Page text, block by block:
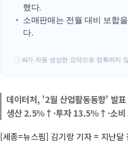
했다.
소매판매는 전월 대비 보합
다.
! AI가 자동 생성한 요약으로 정확하지
데이터처, '2월 산업활동동향' 발표
생산 2.5%↑·투자 13.5%↑·소비
[세종=뉴스핌] 김기랑 기자 = 지난